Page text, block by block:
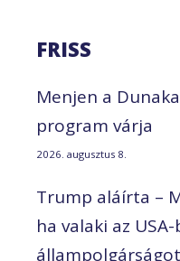
FRISS
Menjen a
program várja
2026. augusztus 8.
Trump aláírta –
ha valaki az